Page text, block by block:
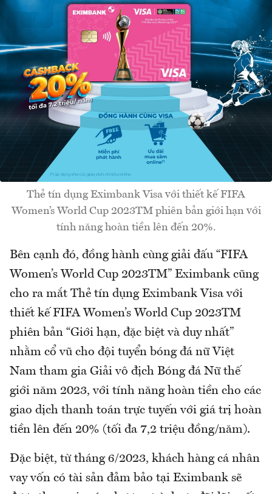
Thẻ tín dụng Eximbank Visa với thiết kế FIFA
Women’s World Cup 2023TM phiên bản giới hạn với
tính năng hoàn tiền lên đến 20%.
Bên cạnh đó, đồng hành cùng giải đấu “FIFA
Women’s World Cup 2023TM” Eximbank cũng
cho ra mắt Thẻ tín dụng Eximbank Visa với
thiết kế FIFA Women’s World Cup 2023TM
phiên bản “Giới hạn, đặc biệt và duy nhất”
nhằm cổ vũ cho đội tuyển bóng đá nữ Việt
Nam tham gia Giải vô địch Bóng đá Nữ thế
giới năm 2023, với tính năng hoàn tiền cho các
giao dịch thanh toán trực tuyến với giá trị hoàn
tiền lên đến 20% (tối đa 7,2 triệu đồng/năm).
Đặc biệt, từ tháng 6/2023, khách hàng cá nhân
vay vốn có tài sản đảm bảo tại Eximbank sẽ